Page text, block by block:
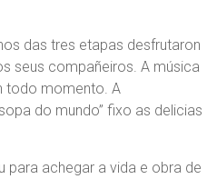
das tres etapas desfrutaron
seus compañeiros. A música
todo momento. A
do mundo” fixo as delicias
para achegar a vida e obra de